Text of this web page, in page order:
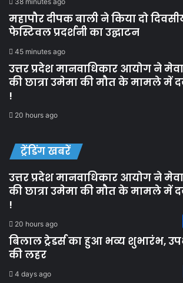
महापौर दीपक बाली ने किया दो
फेस्टिवल प्रदर्शनी का उद्घाटन
45 minutes ago
उत्तर प्रदेश मानवाधिकार आयोग ने
की छात्रा उमेमा की मौत के मामले में
!
20 hours ago
ट्रेंडिंग खबरें
उत्तर प्रदेश मानवाधिकार आयोग ने
की छात्रा उमेमा की मौत के मामले में
!
20 hours ago
बिलाल ट्रेडर्स का हुआ भव्य शुभारंभ,
की लहर
4 days ago